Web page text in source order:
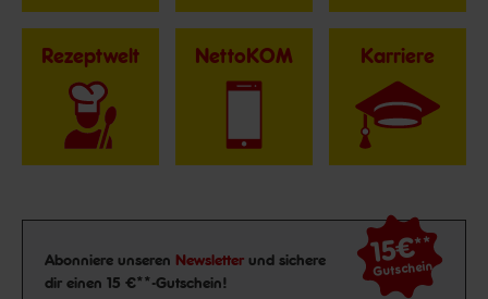
Rezeptwelt NettoKOM Karriere
Newsletter Anmeldung
Abonniere unseren Newsletter und sichere
dir einen 15 €**-Gutschein!
15€**
Gutschein